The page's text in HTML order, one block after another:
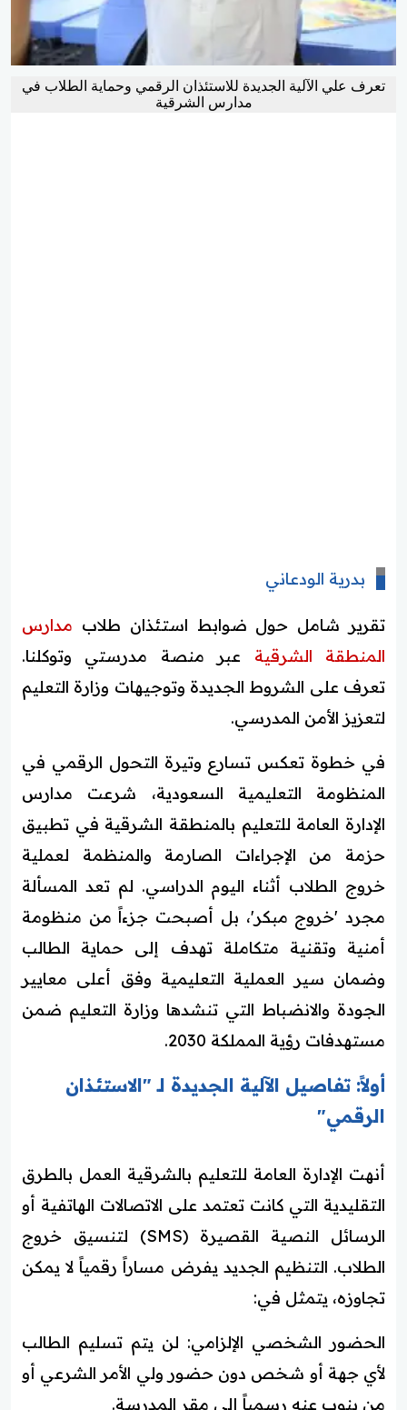
تعرف علي الآلية الجديدة للاستئذان الرقمي وحماية الطلاب في
مدارس الشرقية
بدرية الودعاني
تقرير شامل حول ضوابط استئذان طلاب مدارس
المنطقة الشرقية عبر منصة مدرستي وتوكلنا.
تعرف على الشروط الجديدة وتوجيهات وزارة التعليم
لتعزيز الأمن المدرسي.
في خطوة تعكس تسارع وتيرة التحول الرقمي في
المنظومة التعليمية السعودية، شرعت مدارس
الإدارة العامة للتعليم بالمنطقة الشرقية في تطبيق
حزمة من الإجراءات الصارمة والمنظمة لعملية
خروج الطلاب أثناء اليوم الدراسي. لم تعد المسألة
مجرد 'خروج مبكر'، بل أصبحت جزءاً من منظومة
أمنية وتقنية متكاملة تهدف إلى حماية الطالب
وضمان سير العملية التعليمية وفق أعلى معايير
الجودة والانضباط التي تنشدها وزارة التعليم ضمن
مستهدفات رؤية المملكة 2030.
أولاً: تفاصيل الآلية الجديدة لـ "الاستئذان
الرقمي"
أنهت الإدارة العامة للتعليم بالشرقية العمل بالطرق
التقليدية التي كانت تعتمد على الاتصالات الهاتفية أو
الرسائل النصية القصيرة (SMS) لتنسيق خروج
الطلاب. التنظيم الجديد يفرض مساراً رقمياً لا يمكن
تجاوزه، يتمثل في:
الحضور الشخصي الإلزامي: لن يتم تسليم الطالب
لأي جهة أو شخص دون حضور ولي الأمر الشرعي أو
من ينوب عنه رسمياً إلى مقر المدرسة.